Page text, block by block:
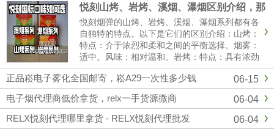
悦刻山烤、岩烤、溪烟、瀑烟区别介绍，那
个口感好?
悦刻烟弹的山烤、岩烤、溪烟、瀑烟系列都有各
自独特的特点。以下是它们的区别介绍：山烤：
特点：介于浓烈和柔和之间的平衡选择。烟雾：
适中。风味：相对温和。岩烤：特点：具有浓劲
的中式风味。烟雾：可能会有更大的烟雾。体
验：强烈的一氧化碳满足感。溪烟：特点：提供
清爽的清香体验。烟雾：较薄。体......
06-15
正品崧电子雾化全国邮寄，崧A29一次性多少钱
06-04
电子烟代理商低价拿货，relx一手货源微商
06-04
RELX悦刻代理哪里拿货 - RELX悦刻代理批发